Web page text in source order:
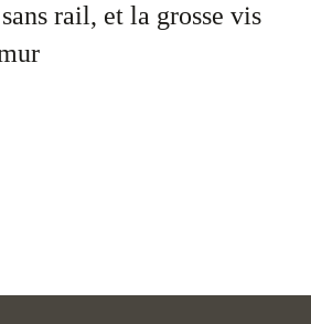
rail, et la grosse vis